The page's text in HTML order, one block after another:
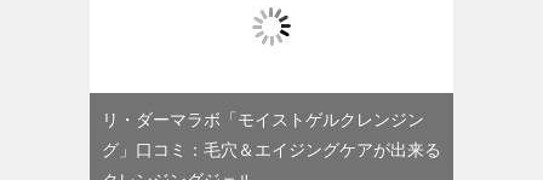
リ・ダーマラボ「モイストゲルクレンジン
グ」口コミ：毛穴＆エイジングケアが出来る